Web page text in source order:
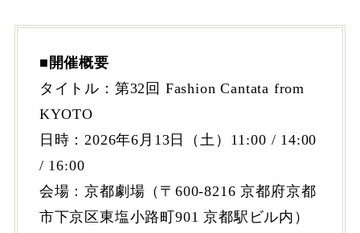
■開催概要
タイトル：第32回 Fashion Cantata from
KYOTO
⽇時：2026年6⽉13⽇（⼟）11:00 / 14:00
/ 16:00
会場：京都劇場（〒600-8216 京都府京都
市下京区東塩⼩路町901 京都駅ビル内）